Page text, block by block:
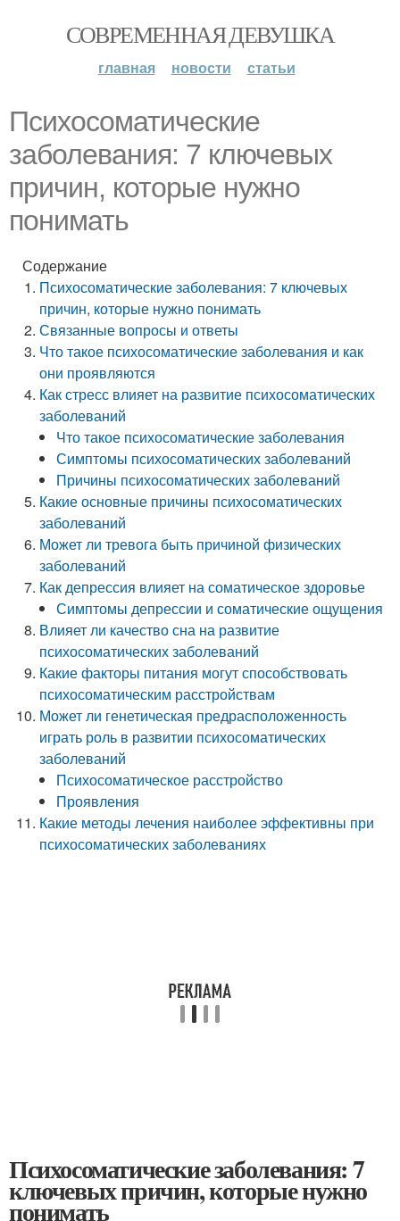
СОВРЕМЕННАЯ ДЕВУШКА
главная новости статьи
Психосоматические
заболевания: 7 ключевых
причин, которые нужно
понимать
Содержание
Психосоматические заболевания: 7 ключевых
причин, которые нужно понимать
Связанные вопросы и ответы
Что такое психосоматические заболевания и как
они проявляются
Как стресс влияет на развитие психосоматических
заболеваний
Что такое психосоматические заболевания
Симптомы психосоматических заболеваний
Причины психосоматических заболеваний
Какие основные причины психосоматических
заболеваний
Может ли тревога быть причиной физических
заболеваний
Как депрессия влияет на соматическое здоровье
Симптомы депрессии и соматические ощущения
Влияет ли качество сна на развитие
психосоматических заболеваний
Какие факторы питания могут способствовать
психосоматическим расстройствам
Может ли генетическая предрасположенность
играть роль в развитии психосоматических
заболеваний
Психосоматическое расстройство
Проявления
Какие методы лечения наиболее эффективны при
психосоматических заболеваниях
Психосоматические заболевания: 7
ключевых причин, которые нужно
понимать